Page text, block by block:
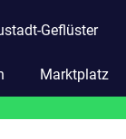
Geflüster
Marktplatz